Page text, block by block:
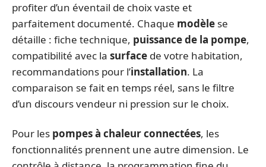
profiter d’un éventail de choix vaste et
parfaitement documenté. Chaque modèle se
détaille : fiche technique, puissance de la pompe,
compatibilité avec la surface de votre habitation,
recommandations pour l’installation. La
comparaison se fait en temps réel, sans le filtre
d’un discours vendeur ni pression sur le choix.
Pour les pompes à chaleur connectées, les
fonctionnalités prennent une autre dimension. Le